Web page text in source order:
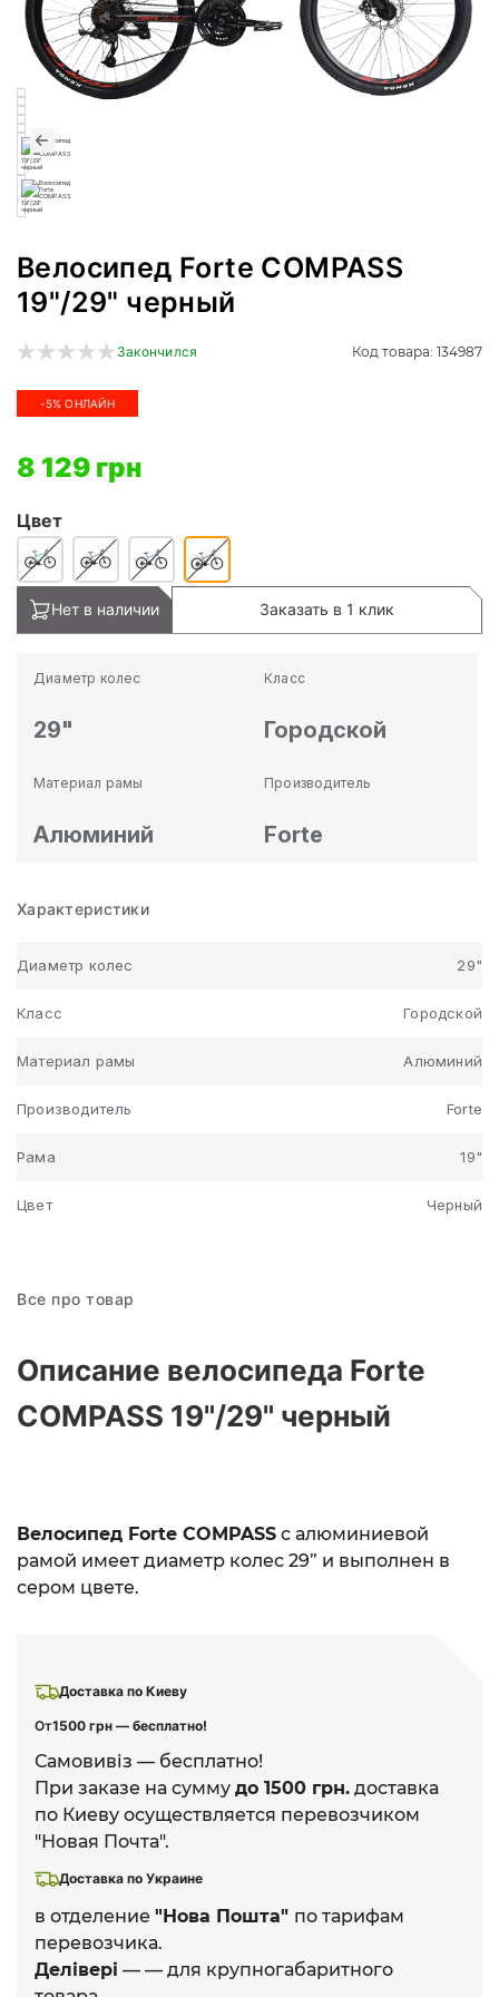
Велосипед Forte COMPASS
19"/29" черный
Закончился Код товара: 134987
-5% ОНЛАЙН
8 129 грн
Цвет
Нет в наличии Заказать в 1 клик
Диаметр колес
29"
Класс
Городской
Материал рамы
Алюминий
Производитель
Forte
Характеристики
Диаметр колес 29"
Класс Городской
Материал рамы Алюминий
Производитель Forte
Рама 19"
Цвет Черный
Доставка по Киеву
От1500 грн — бесплатно!
Самовивіз — бесплатно!
При заказе на сумму до 1500 грн. доставка
по Киеву осуществляется перевозчиком
"Новая Почта".
Доставка по Украине
в отделение "Нова Пошта" по тарифам
перевозчика.
Делівері — — для крупногабаритного
Все про товар
Описание велосипеда Forte
COMPASS 19"/29" черный
Велосипед Forte COMPASS с алюминиевой
рамой имеет диаметр колес 29” и выполнен в
сером цвете.